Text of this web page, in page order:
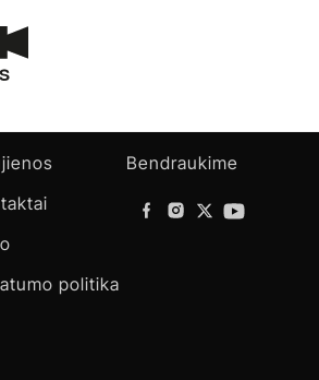
politika
Bendraukime